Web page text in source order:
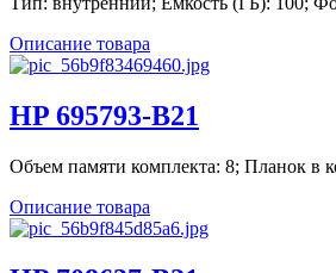
Описание товара
HP 695793-B21
Объем памяти комплекта: 8; Планок в
Описание товара